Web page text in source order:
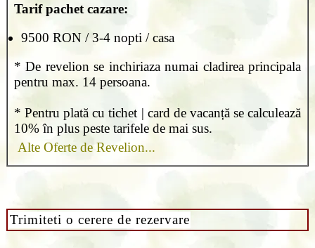
Tarif pachet cazare:
9500 RON / 3-4 nopti / casa
* De revelion se inchiriaza numai cladirea principala
pentru max. 14 persoana.
* Pentru plată cu tichet | card de vacanță se calculează
10% în plus peste tarifele de mai sus.
Alte Oferte de Revelion...
Trimiteti o cerere de rezervare